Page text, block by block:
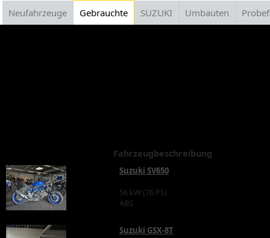
Neufahrzeuge Gebrauchte SUZUKI Umbauten
Fahrzeugbeschreibung
Suzuki SV650
56 kW (76 PS)
ABS
Suzuki GSX-8T